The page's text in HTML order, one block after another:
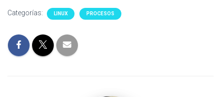
Categorías: LINUX PROCESOS